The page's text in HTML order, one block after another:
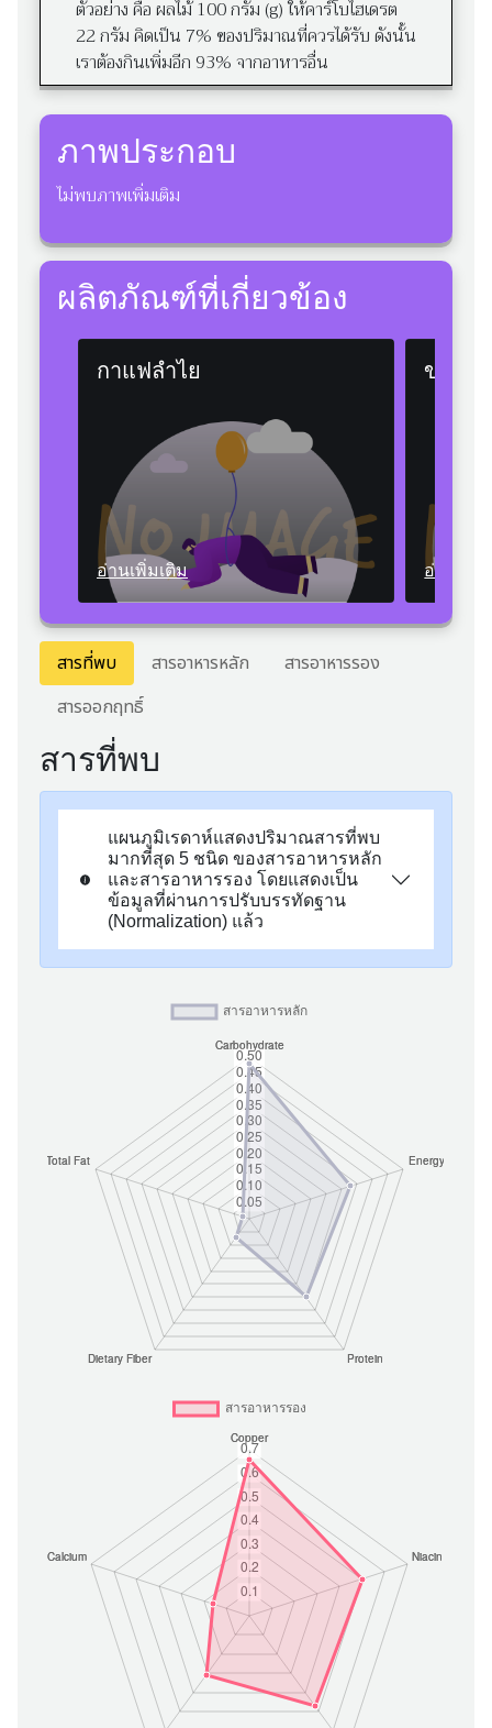
ตัวอย่าง คือ ผลไม้ 100 กรัม (g) ให้คาร์โบไฮเดรต
22 กรัม คิดเป็น 7% ของปริมาณที่ควรได้รับ ดังนั้น
เราต้องกินเพิ่มอีก 93% จากอาหารอื่น
ภาพประกอบ
ไม่พบภาพเพิ่มเติม
ผลิตภัณฑ์ที่เกี่ยวข้อง
กาแฟลำไย
อ่านเพิ่มเติม
ขนมโ
อ่านเพิ่ม
สารที่พบ สารอาหารหลัก
สารอาหารรอง
สารออกฤทธิ์
สารที่พบ
แผนภูมิเรดาห์แสดงปริมาณสารที่พบ
มากที่สุด 5 ชนิด ของสารอาหารหลัก
และสารอาหารรอง โดยแสดงเป็น
ข้อมูลที่ผ่านการปรับบรรทัดฐาน
(Normalization) แล้ว